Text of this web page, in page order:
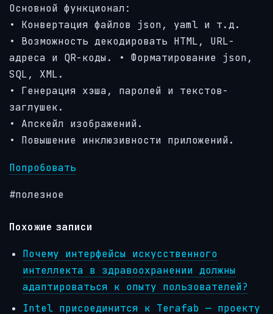
Основной функционал:
• Конвертация файлов json, yaml и т.д.
• Возможность декодировать HTML, URL-
адреса и QR-коды. • Форматирование json,
SQL, XML.
• Генерация хэша, паролей и текстов-
заглушек.
• Апскейл изображений.
• Повышение инклюзивности приложений.
Попробовать
#полезное
Похожие записи
Почему интерфейсы искусственного
интеллекта в здравоохранении должны
адаптироваться к опыту пользователей?
Intel присоединится к Terafab — проекту